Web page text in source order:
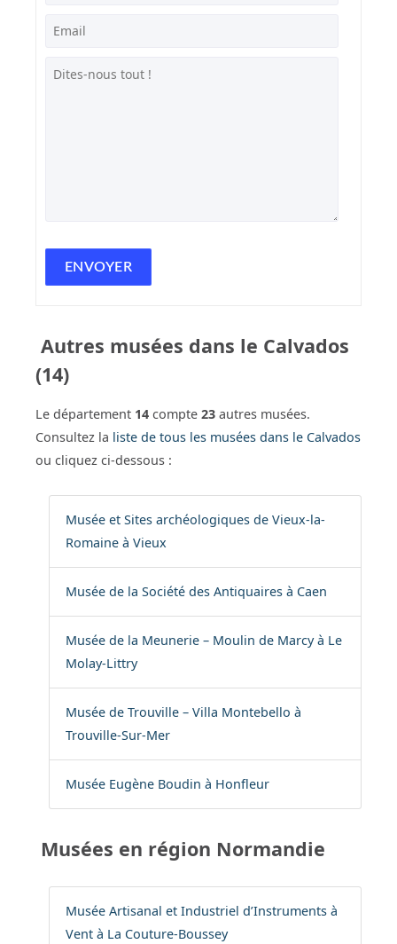
Autres musées dans le Calvados
(14)
Le département 14 compte 23 autres musées.
Consultez la liste de tous les musées dans le Calvados
ou cliquez ci-dessous :
Musée et Sites archéologiques de Vieux-la-
Romaine à Vieux
Musée de la Société des Antiquaires à Caen
Musée de la Meunerie – Moulin de Marcy à Le
Molay-Littry
Musée de Trouville – Villa Montebello à
Trouville-Sur-Mer
Musée Eugène Boudin à Honfleur
Musées en région Normandie
Musée Artisanal et Industriel d’Instruments à
Vent à La Couture-Boussey